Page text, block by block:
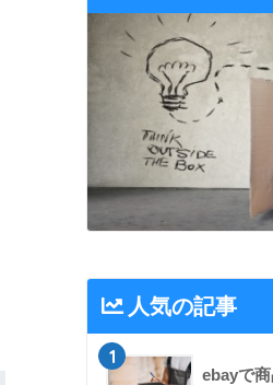
人気の記事
1
ebayで